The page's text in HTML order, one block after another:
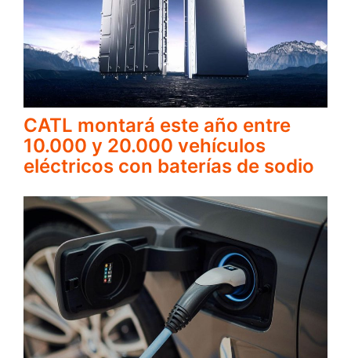
CATL montará este año entre
10.000 y 20.000 vehículos
eléctricos con baterías de sodio